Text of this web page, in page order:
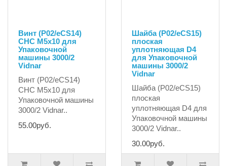
Винт (P02/eCS14)
CHC M5x10 для
Упаковочной
машины 3000/2
Vidnar
Винт (P02/eCS14)
CHC M5x10 для
Упаковочной машины
3000/2 Vidnar..
55.00руб.
Шайба (P02/eCS15)
плоская
уплотняющая D4
для Упаковочной
машины 3000/2
Vidnar
Шайба (P02/eCS15)
плоская
уплотняющая D4 для
Упаковочной машины
3000/2 Vidnar..
30.00руб.